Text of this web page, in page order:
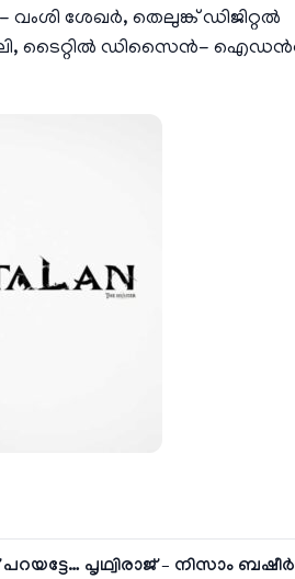
ശേഖർ, തെലുങ്ക് ഡിജിറ്റൽ
ടൈറ്റിൽ ഡിസൈൻ-
പൃഥ്വിരാജ് – നിസാം ബഷീർ